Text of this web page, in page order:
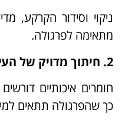
ניקוי וסידור הקרקע,
מתאימה לפרגולה.
2. חיתוך מדויק של
חומרים איכותיים
כך שהפרגולה תתאים